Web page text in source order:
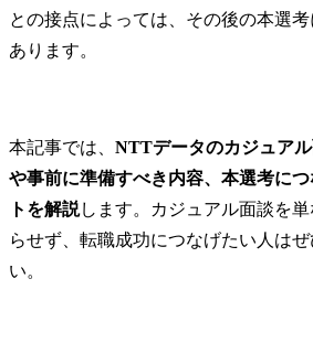
との接点によっては、その後の本選
あります。
本記事では、 NTTデータのカジュア
や事前に準備すべき内容、本選考に
トを解説します。カジュアル面談を
らせず、転職成功につなげたい人は
い。